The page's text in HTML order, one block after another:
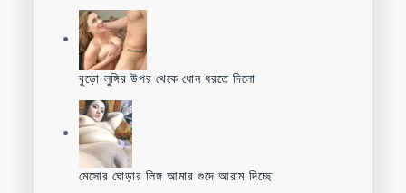
বুড়ো লুঙ্গির উপর থেকে ধোন ধরতে দিলো
মেসোর ঘোড়ার লিঙ্গ আমার গুদে আরাম দিচ্ছে